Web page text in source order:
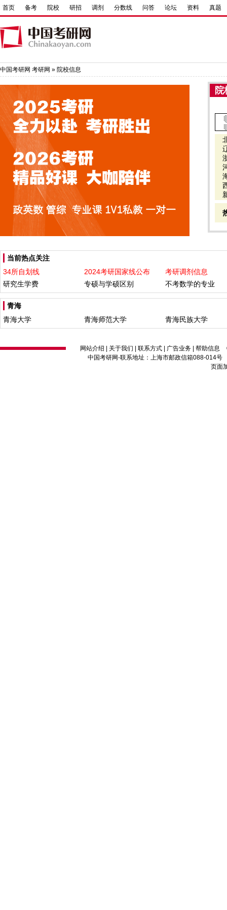
首页 备考 院校 研招 调剂 分数线 问答 论坛 资料 真题
中国考研网 考研网 » 院校信息
院
当前热点关注
34所自划线
2024考研国家线公布
考研调剂信息
研究生学费
专硕与学硕区别 不考数学的专业
青海
青海大学
青海师范大学 青海民族大学
网站介绍 关于我们 联系方式 广告业务 帮助信息
中国考研网-联系地址：上海市邮政信箱088-014
页面